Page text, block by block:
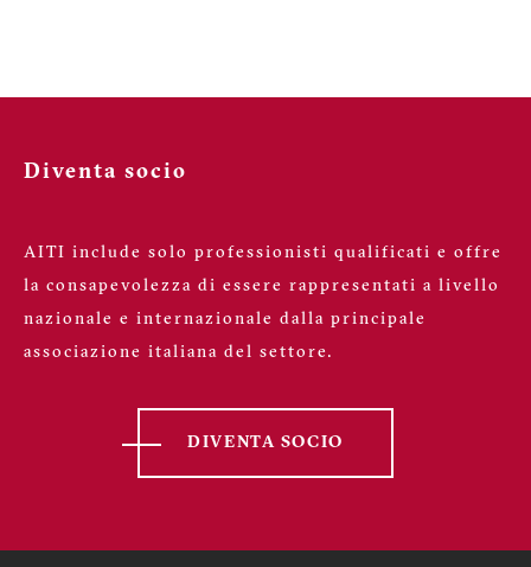
Diventa socio
AITI include solo professionisti qualificati e offre
la consapevolezza di essere rappresentati a livello
nazionale e internazionale dalla principale
associazione italiana del settore.
DIVENTA SOCIO